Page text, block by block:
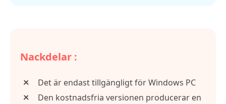
Nackdelar :
Det är endast tillgängligt för Windows PC
Den kostnadsfria versionen producerar en